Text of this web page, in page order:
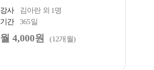
강사
김아란 외 1명
기간
365일
월 4,000원 (12개월)